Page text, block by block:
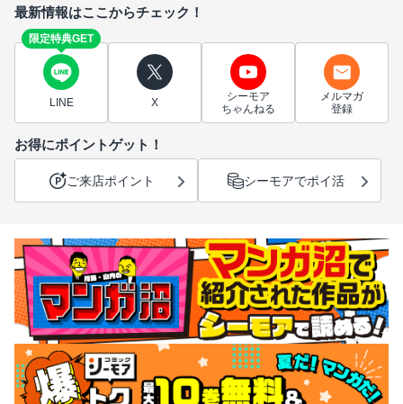
最新情報はここからチェック！
限定特典GET
LINE X
シーモア
ちゃんねる
メルマガ
登録
お得にポイントゲット！
ご来店ポイント シーモアでポイ活